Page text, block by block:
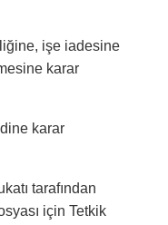
işe iadesine
karar
karar
tarafından
için Tetkik